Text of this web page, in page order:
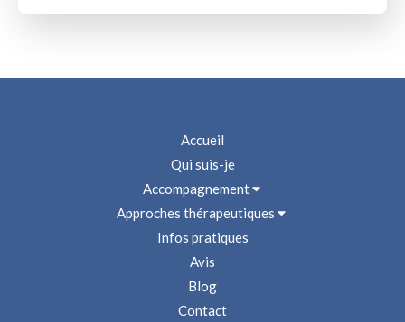
Accueil
Qui suis-je
Accompagnement
Approches thérapeutiques
Infos pratiques
Avis
Blog
Contact